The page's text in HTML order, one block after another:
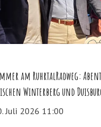
am RuhrtalRadweg:
Winterberg und
Juli 2026 11:00